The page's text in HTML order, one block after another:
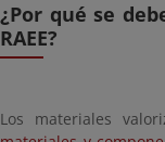
¿Por qué se
RAEE?
Los materiales